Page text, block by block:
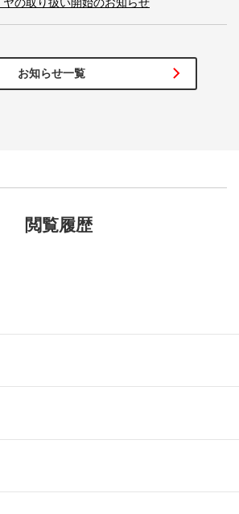
お知らせ一覧
閲覧履歴